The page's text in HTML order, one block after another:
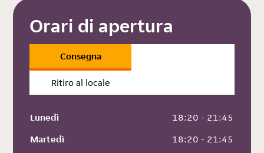
Orari di apertura
Consegna
Ritiro al locale
Lunedì
18:20 - 21:45
Martedì
18:20 - 21:45